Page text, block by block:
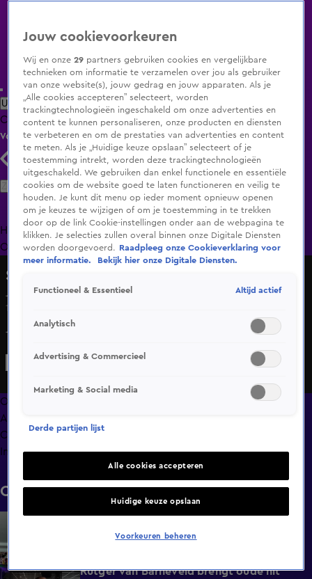
Uitzending Gemist Populaire programma's Zenders Genres
ClipsFilmsRadioSmart TV inlogShop
Volg KIJK
Zoeken
HomeUitzending Gemist Programma's De Bondgenoten
OranjezomerLivestreamsShop
Shownieuws
Jada Borsato doet oproep voor moeder
16 mei 2025, 13:09
Jada Borsato doet oproep voor moeder
Overzicht
Afleveringen
Clips
Info
Clips
BN'ers reageren op overlijden Peter Faber
Gisteren, 23:41
1:29
Rutger van Barneveld brengt oude hit
Jouw cookievoorkeuren
Wij en onze29 partners gebruiken cookies en vergelijkbare
technieken om informatie te verzamelen over jou als gebruiker
van onze website(s), jouw gedrag en jouw apparaten. Als je
„Alle cookies accepteren” selecteert, worden
trackingtechnologieën ingeschakeld om onze advertenties en
content te kunnen personaliseren, onze producten en diensten
te verbeteren en om de prestaties van advertenties en content
te meten. Als je „Huidige keuze opslaan” selecteert of je
toestemming intrekt, worden deze trackingtechnologieën
uitgeschakeld. We gebruiken dan enkel functionele en essentiële
cookies om de website goed te laten functioneren en veilig te
houden. Je kunt dit menu op ieder moment opnieuw openen
om je keuzes te wijzigen of om je toestemming in te trekken
door op de link Cookie-instellingen onder aan de webpagina te
klikken. Je selecties zullen overal binnen onze Digitale Diensten
worden doorgevoerd.
Raadpleeg onze Cookieverklaring voor
meer informatie.
Bekijk hier onze Digitale Diensten.
Functioneel & Essentieel Altijd actief
Analytisch
Advertising & Commercieel
Marketing & Social media
Derde partijen lijst
Alle cookies accepteren
Huidige keuze opslaan
Voorkeuren beheren